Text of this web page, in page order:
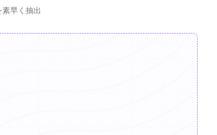
早く抽出